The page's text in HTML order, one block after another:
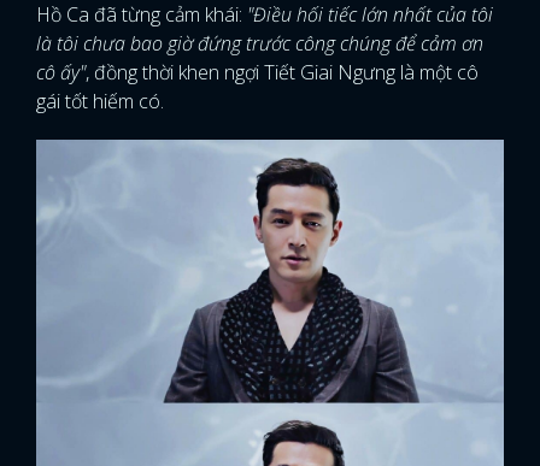
Hồ Ca đã từng cảm khái: "Điều hối tiếc lớn nhất của tôi
là tôi chưa bao giờ đứng trước công chúng để cảm ơn
cô ấy", đồng thời khen ngợi Tiết Giai Ngưng là một cô
gái tốt hiếm có.